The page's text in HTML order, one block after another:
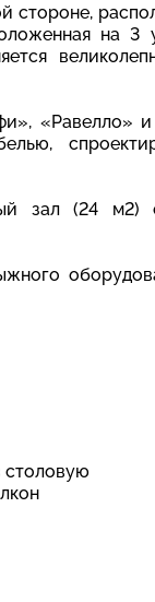
стороне,
на 3
«Равелло»
зал (24
столовую